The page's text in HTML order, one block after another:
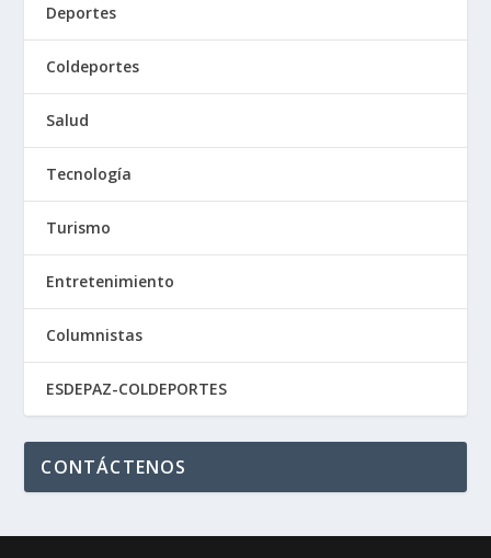
Deportes
Coldeportes
Salud
Tecnología
Turismo
Entretenimiento
Columnistas
ESDEPAZ-COLDEPORTES
CONTÁCTENOS